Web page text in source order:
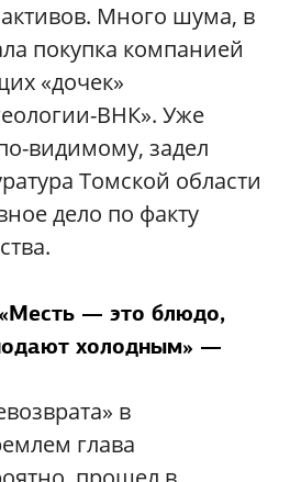
Много шума, в
покупка компанией
«дочек»
ВНК». Уже
видимому, задел
Томской области
дело по факту
— это блюдо,
холодным» —
в
глава